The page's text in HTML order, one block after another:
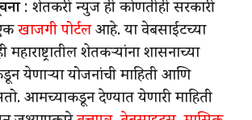
: शेतकरी न्युज ही कोणतीही सरकारी
खाजगी पोर्टलआहे. या वेबसाईटच्या
शेतकऱ्यांना शासनाच्या
येणाऱ्या योजनांची माहिती आणि
आमच्याकडून देण्यात येणारी माहिती